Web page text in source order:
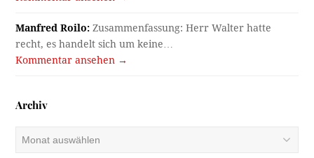
Manfred Roilo: Zusammenfassung: Herr Walter hatte
recht, es handelt sich um keine…
Kommentar ansehen →
Archiv